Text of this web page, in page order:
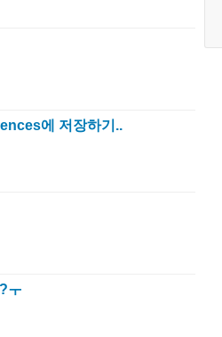
에 저장하기..
ㅜ